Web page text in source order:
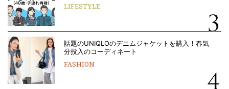
LIFESTYLE
話題のUNIQLOのデニムジャケットを購入！春気
分投入のコーディネート
FASHION